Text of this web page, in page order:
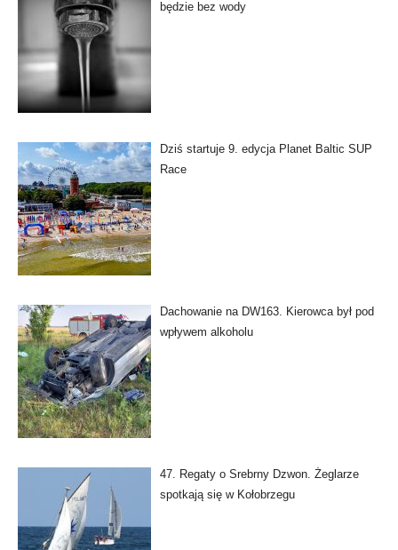
będzie bez wody
Dziś startuje 9. edycja Planet Baltic SUP
Race
Dachowanie na DW163. Kierowca był pod
wpływem alkoholu
47. Regaty o Srebrny Dzwon. Żeglarze
spotkają się w Kołobrzegu